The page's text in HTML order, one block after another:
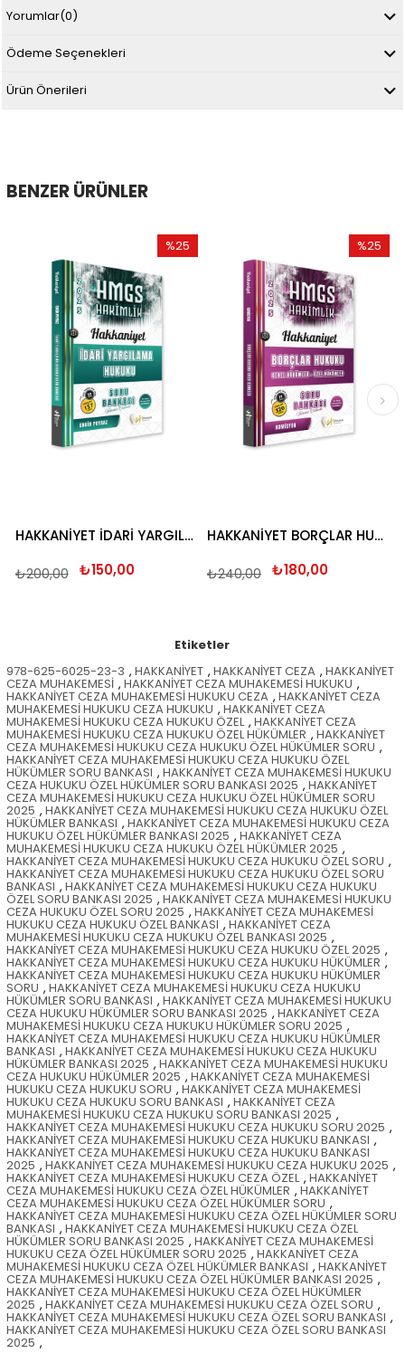
Yorumlar(0)
Ödeme Seçenekleri
Ürün Önerileri
BENZER ÜRÜNLER
HAKKANİYET İDARİ YARGILAMA HUKUKU SORU BANKASI 2025
₺150,00
₺200,00
%25
%25İndirim
HAKKANİYET BORÇLAR HUKUKU SORU BANKASI 2025
₺180,00
₺240,00
%25
Etiketler
978-625-6025-23-3 , HAKKANİYET , HAKKANİYET CEZA , HAKKANİYET
CEZA MUHAKEMESİ , HAKKANİYET CEZA MUHAKEMESİ HUKUKU ,
HAKKANİYET CEZA MUHAKEMESİ HUKUKU CEZA , HAKKANİYET CEZA
MUHAKEMESİ HUKUKU CEZA HUKUKU , HAKKANİYET CEZA
MUHAKEMESİ HUKUKU CEZA HUKUKU ÖZEL , HAKKANİYET CEZA
MUHAKEMESİ HUKUKU CEZA HUKUKU ÖZEL HÜKÜMLER , HAKKANİYET
CEZA MUHAKEMESİ HUKUKU CEZA HUKUKU ÖZEL HÜKÜMLER SORU ,
HAKKANİYET CEZA MUHAKEMESİ HUKUKU CEZA HUKUKU ÖZEL
HÜKÜMLER SORU BANKASI , HAKKANİYET CEZA MUHAKEMESİ HUKUKU
CEZA HUKUKU ÖZEL HÜKÜMLER SORU BANKASI 2025 , HAKKANİYET
CEZA MUHAKEMESİ HUKUKU CEZA HUKUKU ÖZEL HÜKÜMLER SORU
2025 , HAKKANİYET CEZA MUHAKEMESİ HUKUKU CEZA HUKUKU ÖZEL
HÜKÜMLER BANKASI , HAKKANİYET CEZA MUHAKEMESİ HUKUKU CEZA
HUKUKU ÖZEL HÜKÜMLER BANKASI 2025 , HAKKANİYET CEZA
MUHAKEMESİ HUKUKU CEZA HUKUKU ÖZEL HÜKÜMLER 2025 ,
HAKKANİYET CEZA MUHAKEMESİ HUKUKU CEZA HUKUKU ÖZEL SORU ,
HAKKANİYET CEZA MUHAKEMESİ HUKUKU CEZA HUKUKU ÖZEL SORU
BANKASI , HAKKANİYET CEZA MUHAKEMESİ HUKUKU CEZA HUKUKU
ÖZEL SORU BANKASI 2025 , HAKKANİYET CEZA MUHAKEMESİ HUKUKU
CEZA HUKUKU ÖZEL SORU 2025 , HAKKANİYET CEZA MUHAKEMESİ
HUKUKU CEZA HUKUKU ÖZEL BANKASI , HAKKANİYET CEZA
MUHAKEMESİ HUKUKU CEZA HUKUKU ÖZEL BANKASI 2025 ,
HAKKANİYET CEZA MUHAKEMESİ HUKUKU CEZA HUKUKU ÖZEL 2025 ,
HAKKANİYET CEZA MUHAKEMESİ HUKUKU CEZA HUKUKU HÜKÜMLER ,
HAKKANİYET CEZA MUHAKEMESİ HUKUKU CEZA HUKUKU HÜKÜMLER
SORU , HAKKANİYET CEZA MUHAKEMESİ HUKUKU CEZA HUKUKU
HÜKÜMLER SORU BANKASI , HAKKANİYET CEZA MUHAKEMESİ HUKUKU
CEZA HUKUKU HÜKÜMLER SORU BANKASI 2025 , HAKKANİYET CEZA
MUHAKEMESİ HUKUKU CEZA HUKUKU HÜKÜMLER SORU 2025 ,
HAKKANİYET CEZA MUHAKEMESİ HUKUKU CEZA HUKUKU HÜKÜMLER
BANKASI , HAKKANİYET CEZA MUHAKEMESİ HUKUKU CEZA HUKUKU
HÜKÜMLER BANKASI 2025 , HAKKANİYET CEZA MUHAKEMESİ HUKUKU
CEZA HUKUKU HÜKÜMLER 2025 , HAKKANİYET CEZA MUHAKEMESİ
HUKUKU CEZA HUKUKU SORU , HAKKANİYET CEZA MUHAKEMESİ
HUKUKU CEZA HUKUKU SORU BANKASI , HAKKANİYET CEZA
MUHAKEMESİ HUKUKU CEZA HUKUKU SORU BANKASI 2025 ,
HAKKANİYET CEZA MUHAKEMESİ HUKUKU CEZA HUKUKU SORU 2025 ,
HAKKANİYET CEZA MUHAKEMESİ HUKUKU CEZA HUKUKU BANKASI ,
HAKKANİYET CEZA MUHAKEMESİ HUKUKU CEZA HUKUKU BANKASI
2025 , HAKKANİYET CEZA MUHAKEMESİ HUKUKU CEZA HUKUKU 2025 ,
HAKKANİYET CEZA MUHAKEMESİ HUKUKU CEZA ÖZEL , HAKKANİYET
CEZA MUHAKEMESİ HUKUKU CEZA ÖZEL HÜKÜMLER , HAKKANİYET
CEZA MUHAKEMESİ HUKUKU CEZA ÖZEL HÜKÜMLER SORU ,
HAKKANİYET CEZA MUHAKEMESİ HUKUKU CEZA ÖZEL HÜKÜMLER SORU
BANKASI , HAKKANİYET CEZA MUHAKEMESİ HUKUKU CEZA ÖZEL
HÜKÜMLER SORU BANKASI 2025 , HAKKANİYET CEZA MUHAKEMESİ
HUKUKU CEZA ÖZEL HÜKÜMLER SORU 2025 , HAKKANİYET CEZA
MUHAKEMESİ HUKUKU CEZA ÖZEL HÜKÜMLER BANKASI , HAKKANİYET
CEZA MUHAKEMESİ HUKUKU CEZA ÖZEL HÜKÜMLER BANKASI 2025 ,
HAKKANİYET CEZA MUHAKEMESİ HUKUKU CEZA ÖZEL HÜKÜMLER
2025 , HAKKANİYET CEZA MUHAKEMESİ HUKUKU CEZA ÖZEL SORU ,
HAKKANİYET CEZA MUHAKEMESİ HUKUKU CEZA ÖZEL SORU BANKASI ,
HAKKANİYET CEZA MUHAKEMESİ HUKUKU CEZA ÖZEL SORU BANKASI
2025 ,